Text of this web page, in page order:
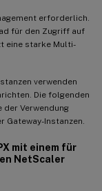
erforderlich.
für den Zugriff auf
eine starke Multi-
verwenden
Die folgenden
der Verwendung
Instanzen.
mit einem für
NetScaler